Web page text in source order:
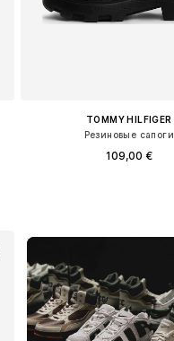
TOMMY HILFIGER
Резиновые сапоги
109,00 €